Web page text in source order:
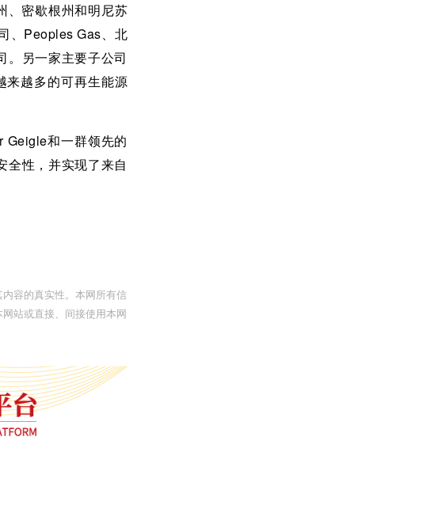
、密歇根州和明尼苏
、Peoples Gas、北
。另一家主要子公司
来越多的可再生能源
Geigle和一群领先的
全性，并实现了来自
容的真实性。本网所有信
站或直接、间接使用本网